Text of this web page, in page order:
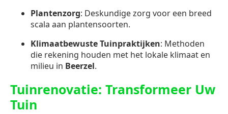
Plantenzorg: Deskundige zorg voor een breed
scala aan plantensoorten.
Klimaatbewuste Tuinpraktijken: Methoden
die rekening houden met het lokale klimaat en
milieu in Beerzel.
Tuinrenovatie: Transformeer Uw
Tuin